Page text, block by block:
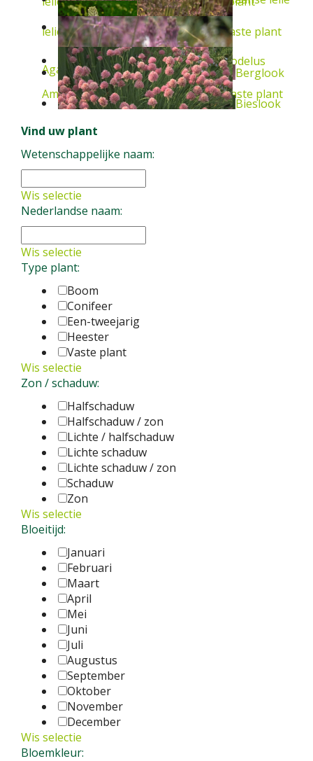
lelieAgapanthus africanus 'Albus'Vaste plant
Agapanthus umbellatusVaste plant
Amerikaanse look Allium cernuumVaste plant
AsphodelusAsphodelus
albusVaste plant
Berglook
Allium carinatum subsp. pulchellum
Bieslook
Allium schoenoprasum 'Forescate'
Vind uw plant
Wetenschappelijke naam:
Wis selectie
Nederlandse naam:
Wis selectie
Type plant:
Boom
Conifeer
Een-tweejarig
Heester
Vaste plant
Wis selectie
Zon / schaduw:
Halfschaduw
Halfschaduw / zon
Lichte / halfschaduw
Lichte schaduw
Lichte schaduw / zon
Schaduw
Zon
Wis selectie
Bloeitijd:
Januari
Februari
Maart
April
Mei
Juni
Juli
Augustus
September
Oktober
November
December
Wis selectie
Bloemkleur: